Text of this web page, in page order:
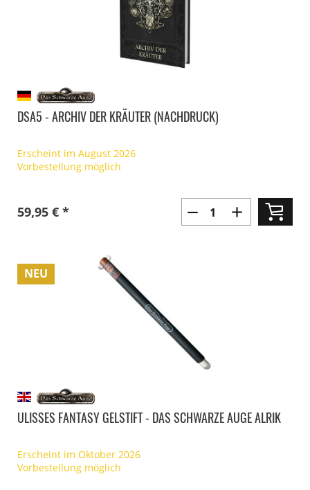
DSA5 - ARCHIV DER KRÄUTER (NACHDRUCK)
Erscheint im August 2026
Vorbestellung möglich
59,95 € *
NEU
ULISSES FANTASY GELSTIFT - DAS SCHWARZE AUGE ALRIK
Erscheint im Oktober 2026
Vorbestellung möglich